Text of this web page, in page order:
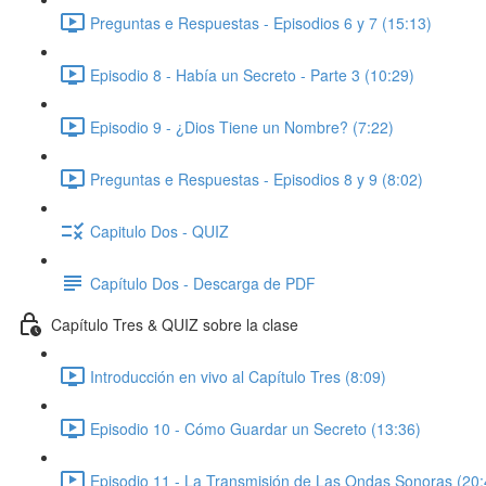
Preguntas e Respuestas - Episodios 6 y 7 (15:13)
Episodio 8 - Había un Secreto - Parte 3 (10:29)
Episodio 9 - ¿Dios Tiene un Nombre? (7:22)
Preguntas e Respuestas - Episodios 8 y 9 (8:02)
Capitulo Dos - QUIZ
Capítulo Dos - Descarga de PDF
Capítulo Tres & QUIZ sobre la clase
Introducción en vivo al Capítulo Tres (8:09)
Episodio 10 - Cómo Guardar un Secreto (13:36)
Episodio 11 - La Transmisión de Las Ondas Sonoras